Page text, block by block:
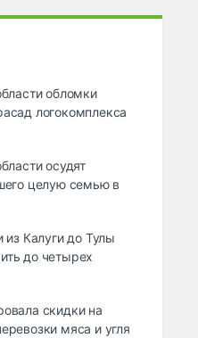
обломки
логокомплекса
осудят
целую семью в
из Калуги до Тулы
до четырех
скидки на
мяса и угля